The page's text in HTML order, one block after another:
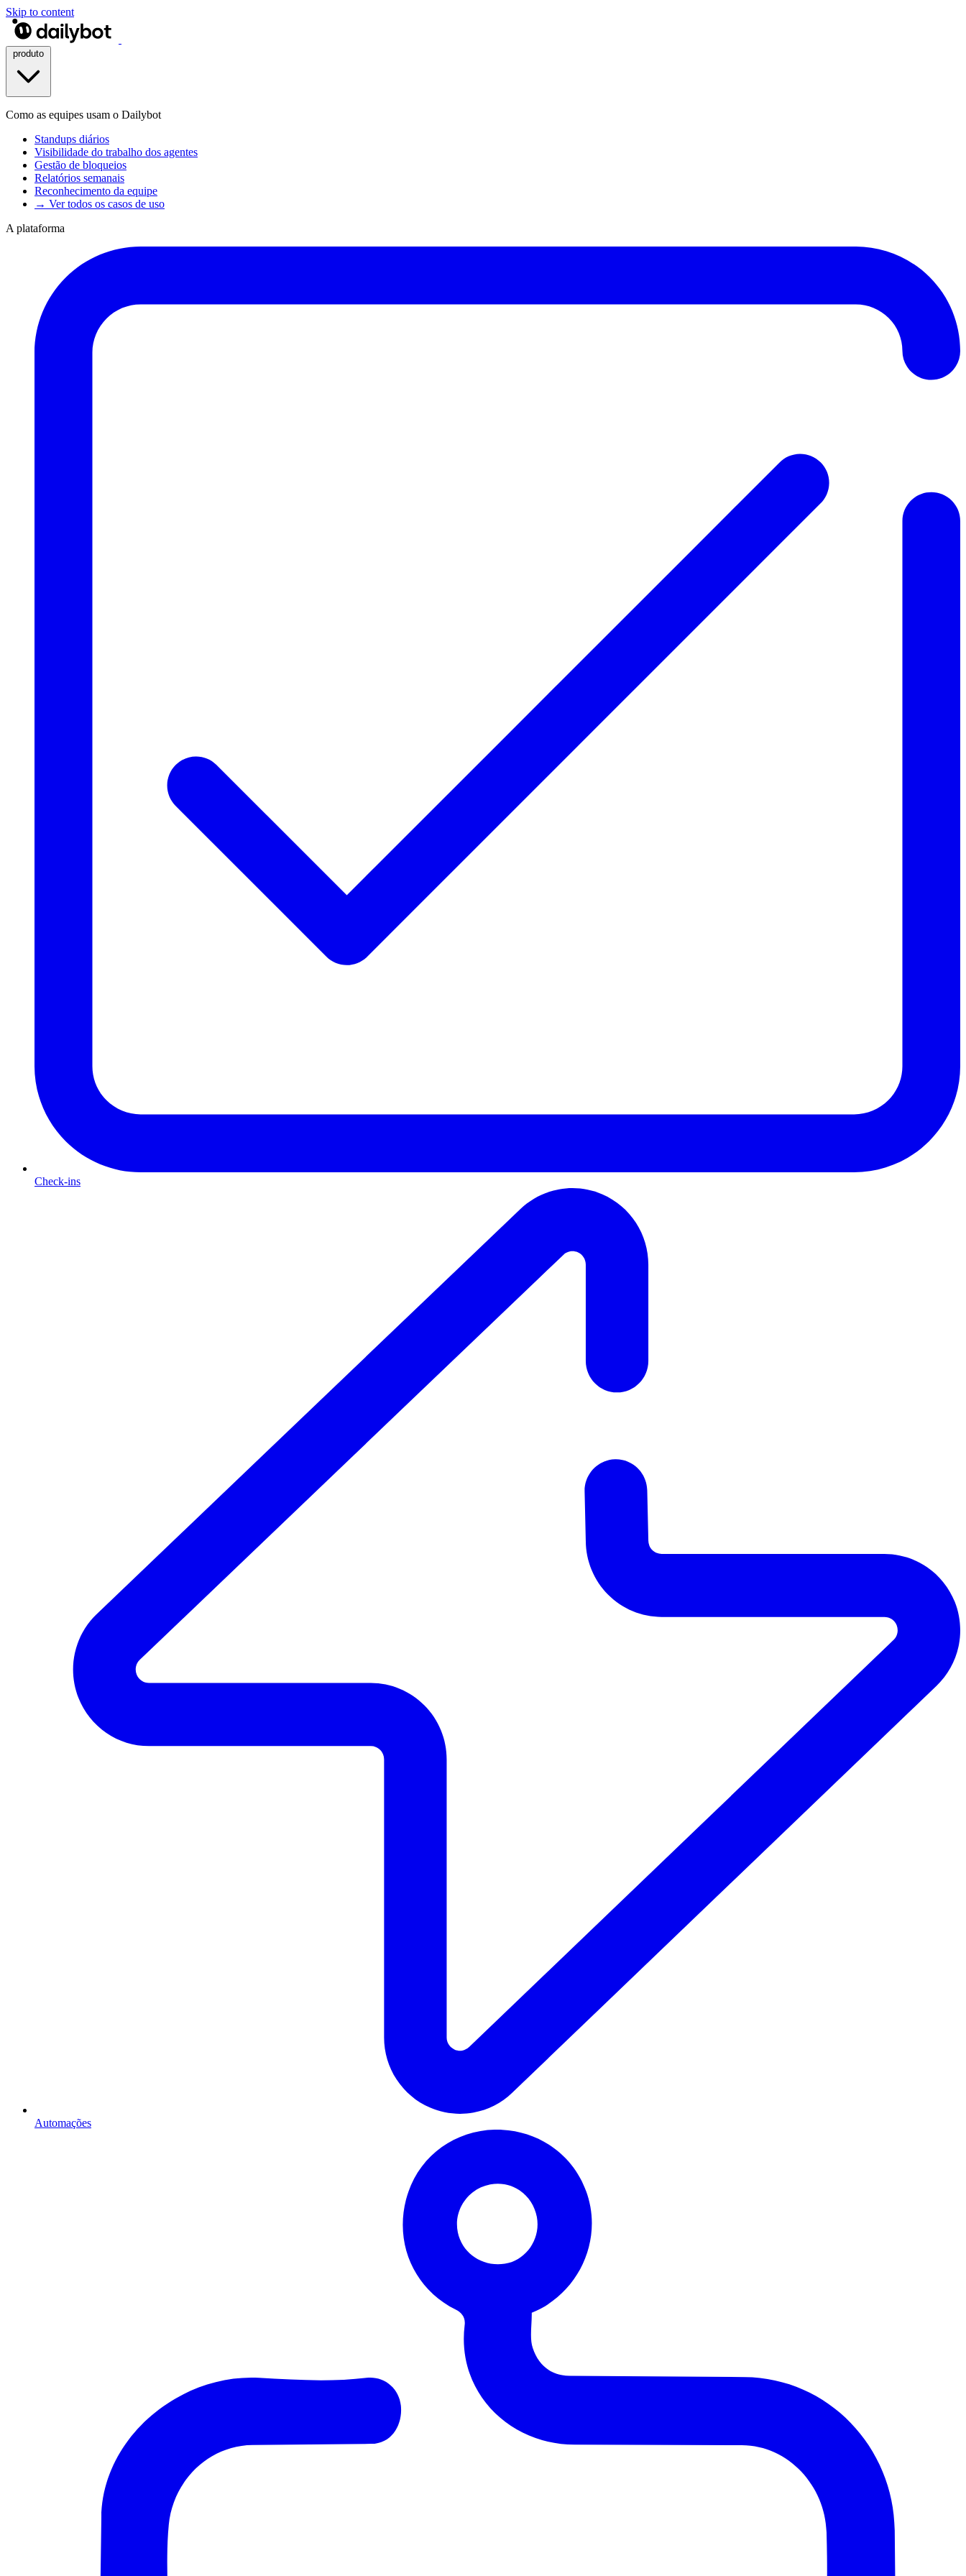
Skip to content
Como as equipes usam o Dailybot
Standups diários
Visibilidade do trabalho dos agentes
Gestão de bloqueios
Relatórios semanais
Reconhecimento da equipe
→ Ver todos os casos de uso
A plataforma
Check-ins
Automações